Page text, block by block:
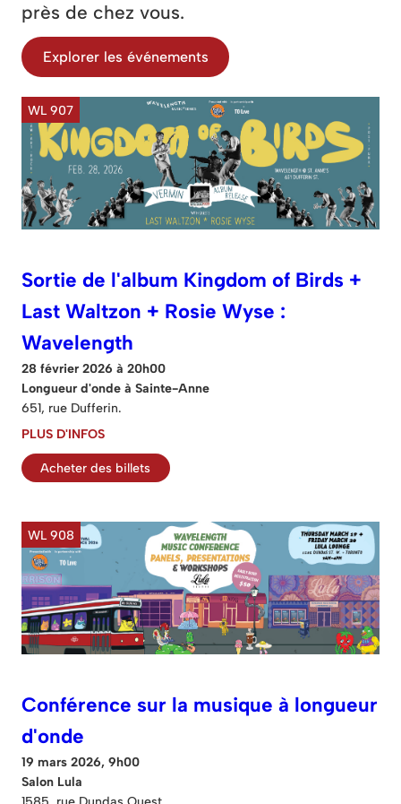
près de chez vous.
Explorer les événements
WL 907
Sortie de l'album Kingdom of Birds +
Last Waltzon + Rosie Wyse :
Wavelength
28 février 2026 à 20h00
Longueur d'onde à Sainte-Anne
651, rue Dufferin.
PLUS D'INFOS
Acheter des billets
WL 908
Conférence sur la musique à longueur
d'onde
19 mars 2026, 9h00
Salon Lula